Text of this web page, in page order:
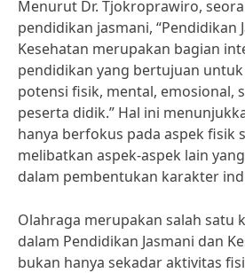
Menurut Dr. Tjokroprawiro,
pendidikan jasmani, “Pendidikan
Kesehatan merupakan bagian
pendidikan yang bertujuan
potensi fisik, mental, emosional,
peserta didik.” Hal ini
hanya berfokus pada aspek fisik
melibatkan aspek-aspek lain
dalam pembentukan karakter
Olahraga merupakan salah satu
dalam Pendidikan Jasmani dan
bukan hanya sekadar aktivitas